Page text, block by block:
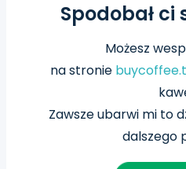
Spodobał ci
Możesz
nastronie
Zawsze ubarwi mi to
dalszego